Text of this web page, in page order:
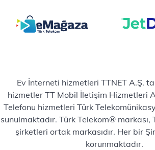
Ev İnterneti hizmetleri TTNET A.Ş.
hizmetler TT Mobil İletişim Hizmetleri
Telefonu hizmetleri Türk
sunulmaktadır. Türk Telekom® markası,
şirketleri ortak markasıdır. Her bir
korunmaktadır.